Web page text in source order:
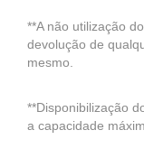
**A não utilização
devolução de
mesmo.
**Disponibilização
a capacidade